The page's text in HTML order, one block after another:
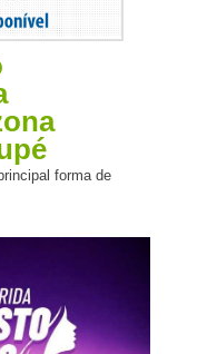
forma de